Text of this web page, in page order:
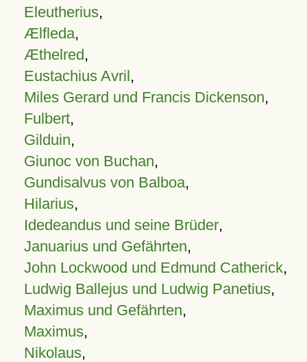
Eleutherius,
Ælfleda,
Æthelred,
Eustachius Avril,
Miles Gerard und Francis Dickenson,
Fulbert,
Gilduin,
Giunoc von Buchan,
Gundisalvus von Balboa,
Hilarius,
Idedeandus und seine Brüder,
Januarius und Gefährten,
John Lockwood und Edmund Catherick,
Ludwig Ballejus und Ludwig Panetius,
Maximus und Gefährten,
Maximus,
Nikolaus,